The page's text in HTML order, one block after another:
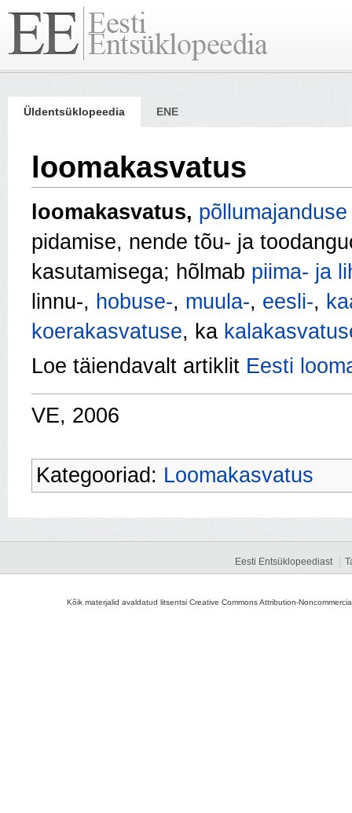
Üldentsüklopeedia ENE
loomakasvatus
loomakasvatus, põllumajanduse
pidamise, nende tõu- ja
kasutamisega; hõlmab piima- ja
linnu-, hobuse-, muula-, eesli-,
koerakasvatuse, ka
Loe täiendavalt artiklit Eesti
VE, 2006
Kategooriad: Loomakasvatus
Eesti Entsüklopeediast
Kõik materjalid avaldatud litsentsi Creative Commons Attribution-